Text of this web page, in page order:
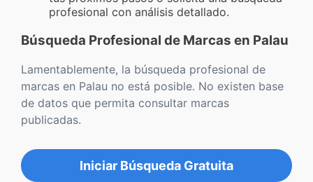
profesional con análisis detallado.
Búsqueda Profesional de Marcas en Palau
Lamentablemente, la búsqueda profesional de
marcas en Palau no está posible. No existen base
de datos que permita consultar marcas
publicadas.
Iniciar Búsqueda Gratuita